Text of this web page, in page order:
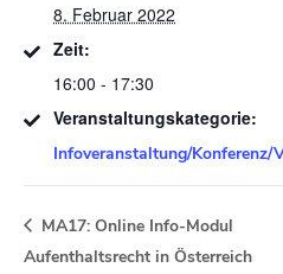
8. Februar 2022
Zeit:
16:00 - 17:30
Veranstaltungskategorie:
Infoveranstaltung/Konferenz/
MA17: Online Info-Modul
Aufenthaltsrecht in Österreich